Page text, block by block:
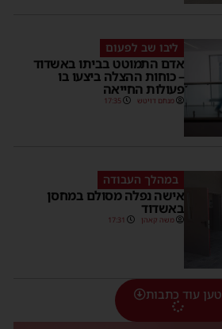
ליבו שב לפעום
אדם התמוטט בביתו באשדוד
– כוחות ההצלה ביצעו בו
פעולות החייאה
מנחם דויטש 17:35
במהלך העבודה
אישה נפלה מסולם במחסן
באשדוד
משה קאהן 17:31
טען עוד כתבות